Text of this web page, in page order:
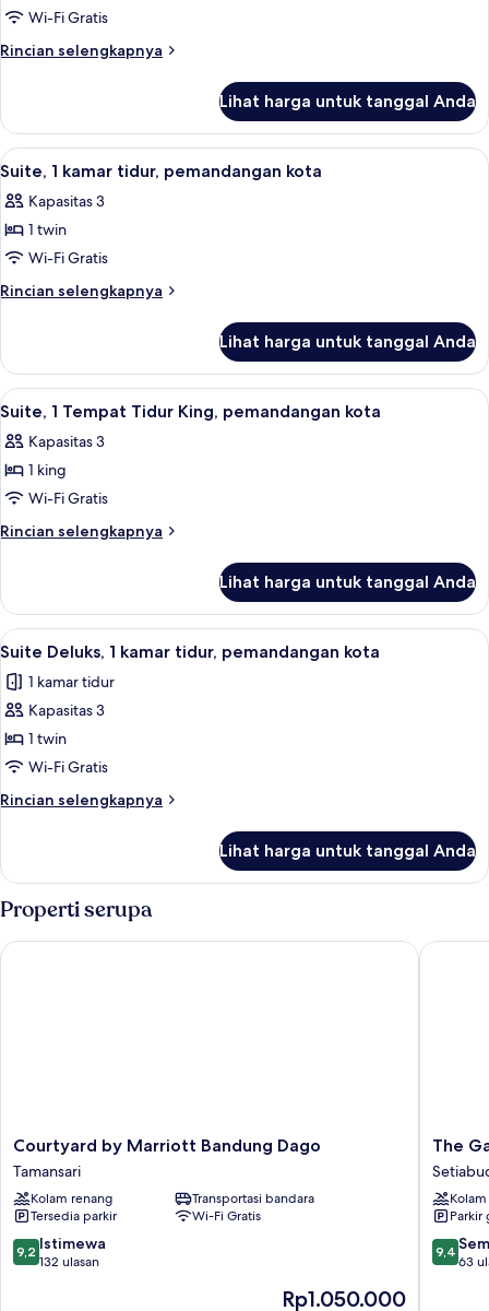
Wi-Fi Gratis
Rincian selengkapnya
Rincian
Kamar
Deluks
Lihat harga untuk tanggal Anda
Lihat
semua
foto
untuk
Suite,
1
pemandangan
kota
Suite, 1 kamar tidur, pemandangan
4
Suite, 1 kamar tidur, pemandangan kota
Kapasitas 3
1 twin
Wi-Fi Gratis
Rincian selengkapnya
Rincian
Suite,
kamar
pemandangan
kota
Lihat harga untuk tanggal Anda
Lihat
semua
foto
untuk
Suite,
1
King,
pemandangan
kota
Suite, 1 Tempat Tidur King,
2
Suite, 1 Tempat Tidur King, pemandangan kota
Kapasitas 3
1 king
Wi-Fi Gratis
Rincian selengkapnya
Rincian
Suite,
Tempat
King,
pemandangan
Lihat harga untuk tanggal Anda
Lihat
semua
foto
untuk
Suite
Deluks,
1
kamar
pemandangan
kota
Suite Deluks, 1 kamar tidur,
5
Suite Deluks, 1 kamar tidur, pemandangan kota
1 kamar tidur
Kapasitas 3
1 twin
Wi-Fi Gratis
Rincian selengkapnya
Rincian
Suite
Deluks,
1
kamar
tidur,
Lihat harga untuk tanggal Anda
Properti serupa
Courtyard
by
Marriott
Bandung
Dago
Tamansari
Courtyard by Marriott Bandung Dago
Tamansari
Kolam renang
Transportasi bandara
Tersedia parkir
Wi-Fi Gratis
9.2
dari
9,2 Istimewa
132 ulasan
Harga
Rp1.050.000
Courtyard by Marriott Bandung Dago
The
Gaia
Hotel
The
Parkir
9.4
dari
9,4
63
The